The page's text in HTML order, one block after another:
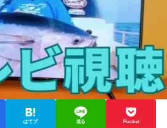
はてブ 送る Pocket